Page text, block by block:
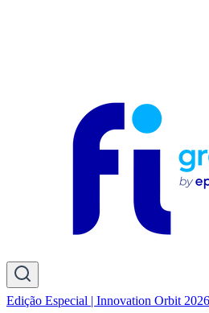
Edição Especial | Innovation Orbit 2026